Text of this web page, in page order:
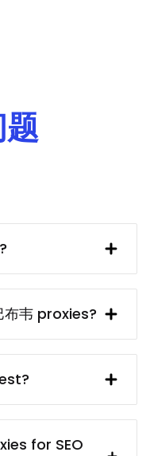
by a
server
a UK
and
from them)
韦 proxies?
usually are
privacy and
a reliable
paid proxies
types for
for SEO